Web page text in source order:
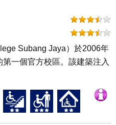
Subang Jaya）於2006年
一個官方校區。該建築注入